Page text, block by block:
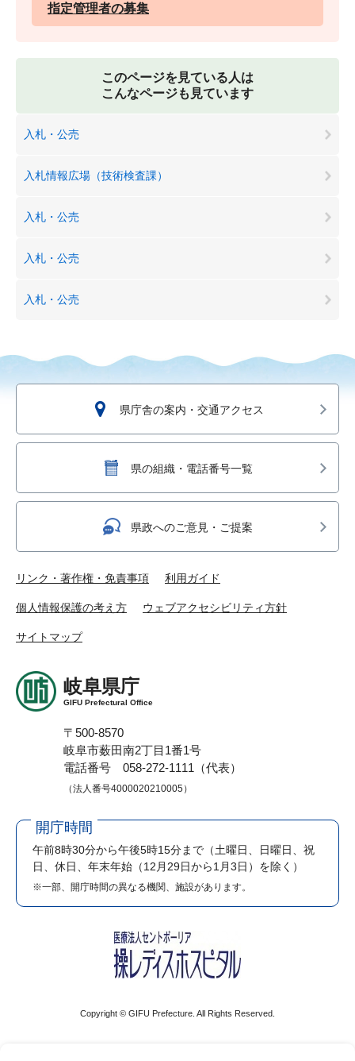
指定管理者の募集
このページを見ている人は
こんなページも見ています
入札・公売
入札情報広場（技術検査課）
入札・公売
入札・公売
入札・公売
県庁舎の案内・交通アクセス
県の組織・電話番号一覧
県政へのご意見・ご提案
リンク・著作権・免責事項 利用ガイド
個人情報保護の考え方 ウェブアクセシビリティ方針
サイトマップ
岐阜県庁
GIFU Prefectural Office
〒500-8570
岐阜市薮田南2丁目1番1号
電話番号 058-272-1111（代表）
（法人番号4000020210005）
開庁時間
午前8時30分から午後5時15分まで （土曜日、日曜日、祝
日、休日、年末年始（12月29日から1月3日）を除く）
※一部、開庁時間の異なる機関、施設があります。
Copyright © GIFU Prefecture. All Rights Reserved.